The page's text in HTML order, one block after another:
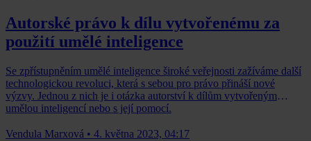
Autorské právo k dílu vytvořenému za
použití umělé inteligence
Se zpřístupněním umělé inteligence široké veřejnosti zažíváme další
technologickou revoluci, která s sebou pro právo přináší nové
výzvy. Jednou z nich je i otázka autorství k dílům vytvořeným
umělou inteligencí nebo s její pomocí.
Vendula Marxová • 4. května 2023, 04:17